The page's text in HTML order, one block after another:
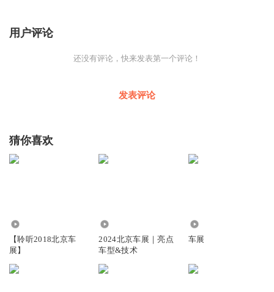
用户评论
还没有评论，快来发表第一个评论！
发表评论
猜你喜欢
【聆听2018北京车
展】
2024北京车展｜亮点
车型&技术
车展